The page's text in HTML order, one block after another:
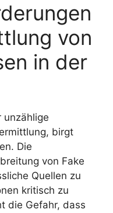
von
in der
unzählige
birgt
Die
von Fake
Quellen zu
kritisch zu
die Gefahr, dass